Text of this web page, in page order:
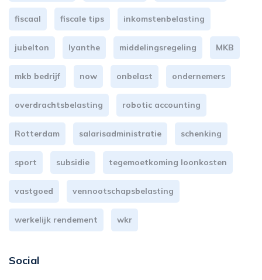
fiscaal fiscale tips inkomstenbelasting
jubelton lyanthe middelingsregeling MKB
mkb bedrijf now onbelast ondernemers
overdrachtsbelasting robotic accounting
Rotterdam salarisadministratie schenking
sport subsidie tegemoetkoming loonkosten
vastgoed vennootschapsbelasting
werkelijk rendement wkr
Social